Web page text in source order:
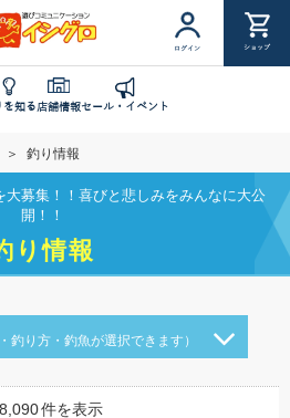
ログイン ショップ
を知る店舗情報セール・イベント
釣り情報
募集！！喜びと悲しみをみんなに大公
開！！
り情報
・釣り方・釣魚が選択できます）
件を表示